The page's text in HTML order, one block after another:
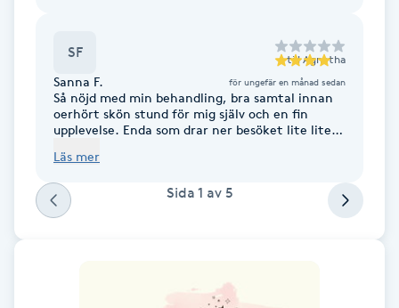
Diamantslipning
Enzympeeling
Extensions
SF till Agnetha
Sanna F. för ungefär en månad sedan
Så nöjd med min behandling, bra samtal innan
oerhört skön stund för mig själv och en fin
upplevelse. Enda som drar ner besöket lite lite
lite tid att koppla bort ifrån. Första gången jag
Läs mer
Sida 1 av 5